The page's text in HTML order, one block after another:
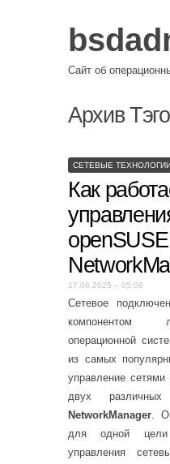
Сайт об
Архив
СЕТЕВЫЕ
Как
17.06.2025 – 05:08
Сетевое
компонентом
операционной
из самых
управление
двух
NetworkManager.
для одной
управления